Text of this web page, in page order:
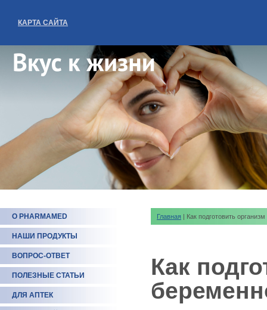
КАРТА САЙТА
О PHARMAMED
НАШИ ПРОДУКТЫ
ВОПРОС-ОТВЕТ
ПОЛЕЗНЫЕ СТАТЬИ
ДЛЯ АПТЕК
Главная | Как подготовить
Как